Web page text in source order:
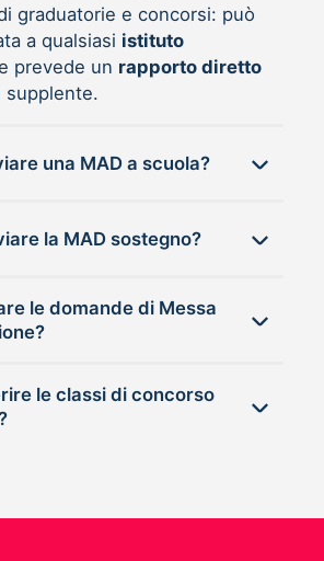
graduatorie e concorsi: può
a qualsiasi istituto
prevede un rapporto diretto
supplente.
Chi può inviare una MAD a scuola?
la MAD sostegno?
le domande di Messa
classi di concorso